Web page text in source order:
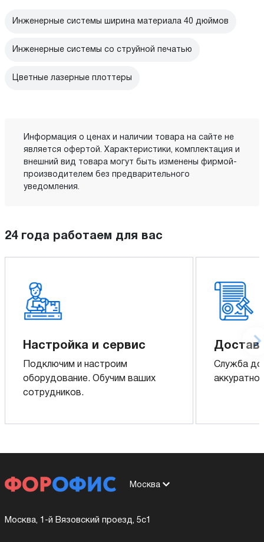
Инженерные системы ширина материала 40 дюймов
Инженерные системы со струйной печатью
Цветные лазерные плоттеры
Информация о ценах и наличии товара на сайте не
является офертой. Характеристики, комплектация и
внешний вид товара могут быть изменены фирмой-
производителем без предварительного
уведомления.
24 года работаем для вас
Настройка и сервис
Подключим и настроим
оборудование. Обучим ваших
сотрудников.
Служба
аккуратно
Москва
Москва, 1-й Вязовский проезд, 5с1